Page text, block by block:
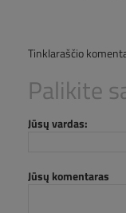
Tinklaraščio
Palikite
Jūsų vardas:
Jūsų komentaras